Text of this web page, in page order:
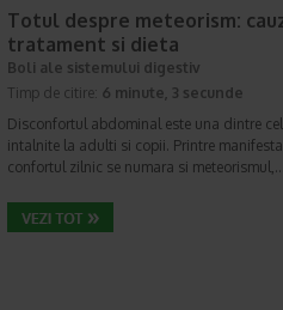
Totul despre meteorism:
tratament si dieta
Boli ale sistemului digestiv
Timp de citire: 6 minute, 3 secunde
Disconfortul abdominal este una dintre
intalnite la adulti si copii. Printre
confortul zilnic se numara si meteorismul,…